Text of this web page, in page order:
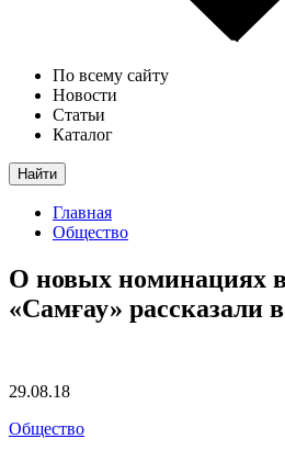
По всему сайту
Новости
Статьи
Каталог
Найти
Главная
Общество
О новых номинациях
«Самғау» рассказали
29.08.18
Общество